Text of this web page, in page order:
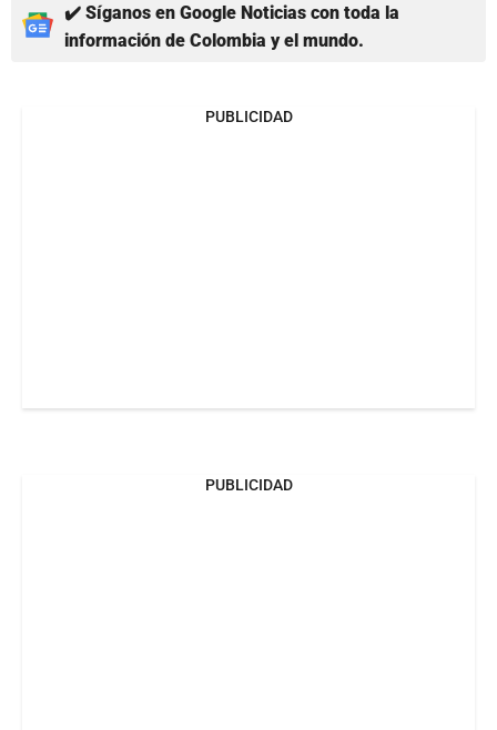
✔️ Síganos en Google Noticias con toda la
información de Colombia y el mundo.
PUBLICIDAD
PUBLICIDAD